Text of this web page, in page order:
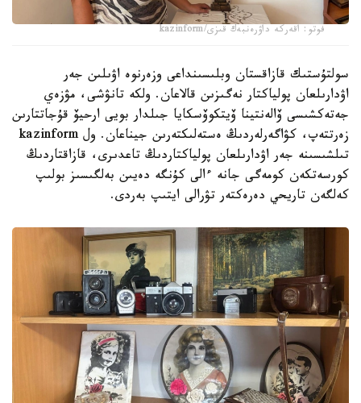
فوتو: اقەركە داۋرەنبەك قىزى/kazinform
سولتۇستىك قازاقستان وبلىسىنداعى وزەرنوە اۋىلىن جەر
اۋدارىلعان پولياكتار نەگىزىن قالاعان. ولكە تانۋشى، مۋزەي
جەتەكشىسى ۆالەنتينا ۆيتكوۆسكايا جىلدار بويى ارحيۆ قۇجاتتارىن
زەرتتەپ، كۋاگەرلەردىڭ ەستەلىكتەرىن جيناعان. ول kazinform
تىلشىسىنە جەر اۋدارىلعان پولياكتاردىڭ تاعدىرى، قازاقتاردىڭ
كورسەتكەن كومەگى جانە ءالى كۇنگە دەيىن بەلگىسىز بولىپ
كەلگەن تاريحي دەرەكتەر تۋرالى ايتىپ بەردى.